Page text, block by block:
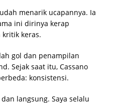
menarik ucapannya. Ia
ini dirinya kerap
kritik keras.
gol dan penampilan
Sejak saat itu, Cassano
konsistensi.
langsung. Saya selalu